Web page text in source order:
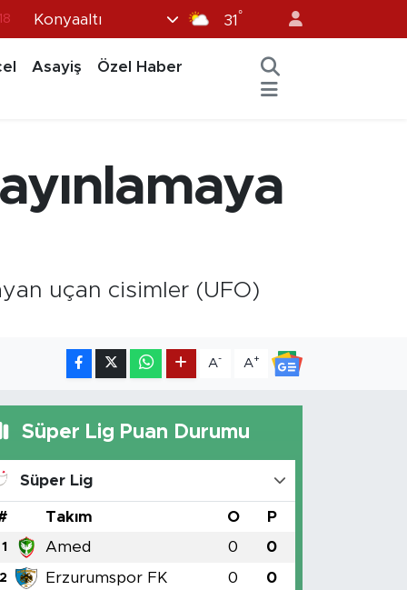
Konyaaltı 31 °
Asayiş
Özel Haber
uçan cisimler (UFO)
A- A+
Süper Lig Puan Durumu
Süper Lig
Takım O P
1 Amed 0 0
2 Erzurumspor FK 0 0